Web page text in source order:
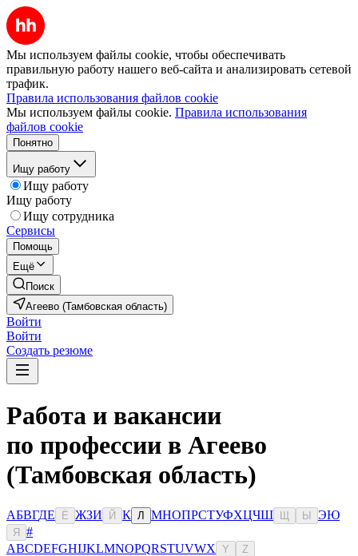
Мы используем файлы cookie, чтобы обеспечивать
правильную работу нашего веб-сайта и анализировать сетевой
трафик.
Правила использования файлов cookie
Мы используем файлы cookie. Правила использования
файлов cookie
Понятно
Ищу работу
Ищу работу
Ищу работу
Ищу сотрудника
Сервисы
Помощь
Ещё
Поиск
Агеево (Тамбовская область)
Войти
Войти
Создать резюме
Работа и вакансии
по профессии в Агеево
(Тамбовская область)
АБВГДЕ Ё ЖЗИ Й К Л МНОПРСТУФХЦЧШ Ы ЭЮ
Я
#
ABCDEFGHIJKLMNOPQRSTUVWX Y Z